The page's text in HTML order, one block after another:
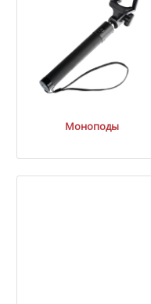
Моноподы